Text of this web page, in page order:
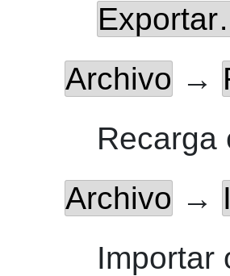
Archivo →
Recarga
Archivo →
Importar